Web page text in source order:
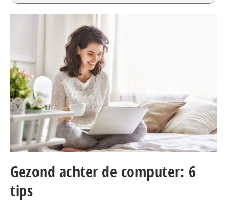
Gezond achter de computer: 6
tips